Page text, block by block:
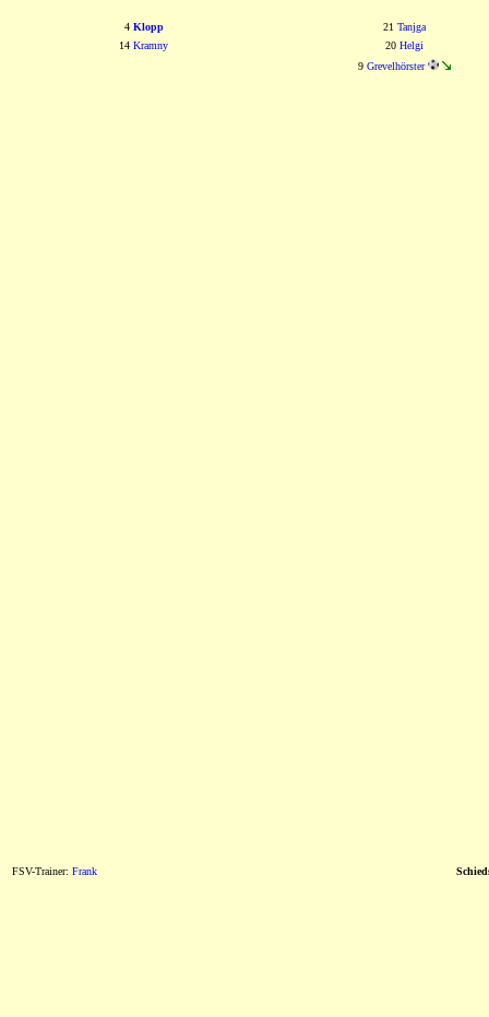
4 Klopp 21 Tanjga
14 Kramny 20 Helgi
9 Grevelhörster
FSV-Trainer: Frank